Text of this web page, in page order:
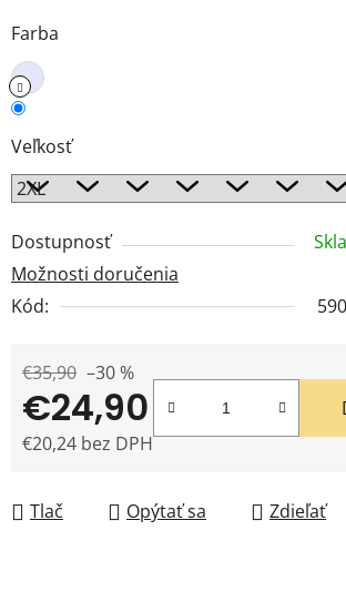
Farba
Veľkosť
Dostupnosť
Možnosti doručenia
Kód:
€35,90 –30 %
€24,90
€20,24 bez DPH
Tlač Opýtať sa Zdieľať